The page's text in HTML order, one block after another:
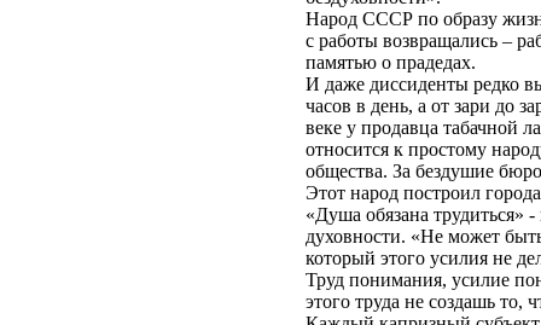
Народ СССР по образу
с работы возвращались –
памятью о прадедах.
И даже диссиденты редко
часов в день, а от зари до
веке у продавца табачной
относится к простому
общества. За бездушие
Этот народ построил
«Душа обязана трудиться»
духовности. «Не может
который этого усилия не
Труд понимания, усилие
этого труда не создашь то,